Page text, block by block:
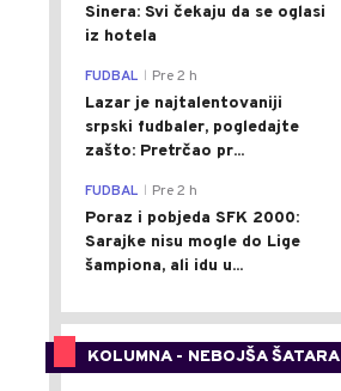
Sinera: Svi čekaju da se oglasi
iz hotela
FUDBAL Pre 2 h
Lazar je najtalentovaniji
srpski fudbaler, pogledajte
zašto: Pretrčao pr...
FUDBAL Pre 2 h
Poraz i pobjeda SFK 2000:
Sarajke nisu mogle do Lige
šampiona, ali idu u...
KOLUMNA - NEBOJŠA ŠATARA